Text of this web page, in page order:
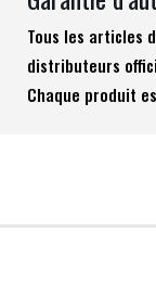
Tous les articles
distributeurs
Chaque produit